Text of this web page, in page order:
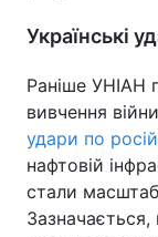
Українські
Раніше УНІАН
вивчення
удари по
нафтовій
стали